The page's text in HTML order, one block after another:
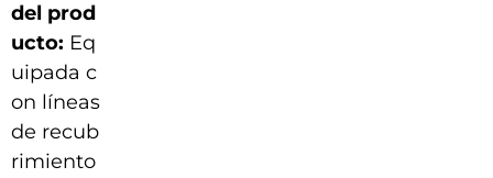
del prod
ucto: Eq
uipada c
on líneas
de recub
rimiento